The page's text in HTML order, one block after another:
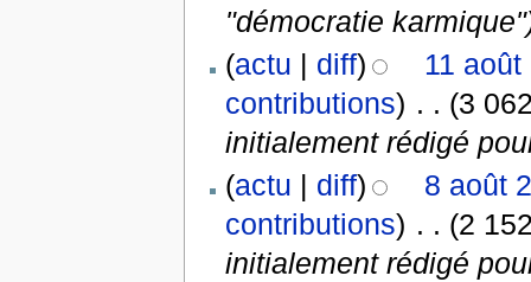
"démocratie
(actu | diff)
11
contributions) . . (3
initialement rédigé
(actu | diff)
8 août
contributions) . . (2
initialement rédigé